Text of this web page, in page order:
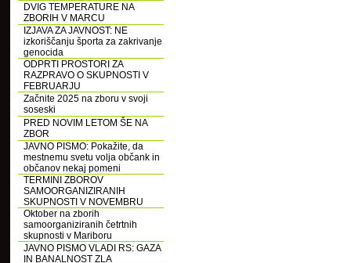
DVIG TEMPERATURE NA
ZBORIH V MARCU
IZJAVA ZA JAVNOST: NE
izkoriščanju športa za zakrivanje
genocida
ODPRTI PROSTORI ZA
RAZPRAVO O SKUPNOSTI V
FEBRUARJU
Začnite 2025 na zboru v svoji
soseski
PRED NOVIM LETOM ŠE NA
ZBOR
JAVNO PISMO: Pokažite, da
mestnemu svetu volja občank in
občanov nekaj pomeni
TERMINI ZBOROV
SAMOORGANIZIRANIH
SKUPNOSTI V NOVEMBRU
Oktober na zborih
samoorganiziranih četrtnih
skupnosti v Mariboru
JAVNO PISMO VLADI RS: GAZA
IN BANALNOST ZLA